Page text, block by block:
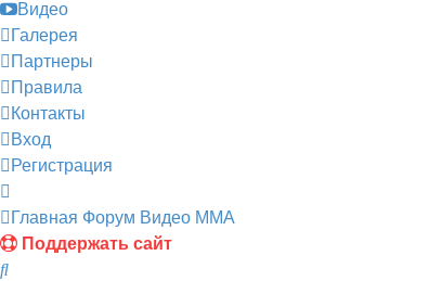
Видео
Галерея
Партнеры
Правила
Контакты
Вход
Регистрация
Главная Форум Видео ММА
Поддержать сайт
Поиск